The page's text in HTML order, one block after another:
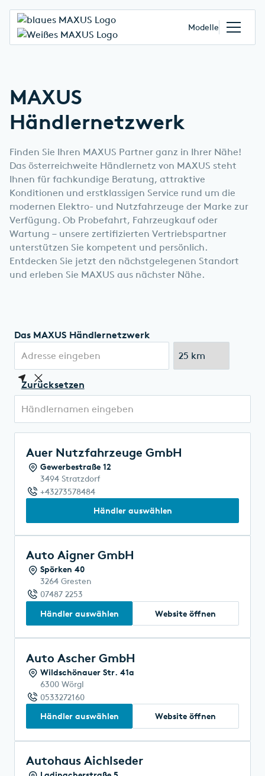
Modelle
MAXUS
Händlernetzwerk
Finden Sie Ihren MAXUS Partner ganz in Ihrer Nähe!
Das österreichweite Händlernetz von MAXUS steht
Ihnen für fachkundige Beratung, attraktive
Konditionen und erstklassigen Service rund um die
modernen Elektro- und Nutzfahrzeuge der Marke zur
Verfügung. Ob Probefahrt, Fahrzeugkauf oder
Wartung – unsere zertifizierten Vertriebspartner
unterstützen Sie kompetent und persönlich.
Entdecken Sie jetzt den nächstgelegenen Standort
und erleben Sie MAXUS aus nächster Nähe.
Das MAXUS Händlernetzwerk
Zurücksetzen
Auer Nutzfahrzeuge GmbH
Gewerbestraße 12
3494 Stratzdorf
+43273578484
Händler auswählen
Auto Aigner GmbH
Spörken 40
3264 Gresten
07487 2253
Händler auswählen Website öffnen
Auto Ascher GmbH
Wildschönauer Str. 41a
6300 Wörgl
0533272160
Händler auswählen Website öffnen
Autohaus Aichlseder